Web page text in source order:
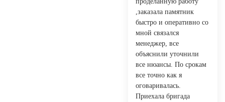
,заказала памятник
быстро и оперативно со
мной связался
менеджер, все
объяснили уточнили
все нюансы. По срокам
все точно как я
оговаривалась.
Приехала бригада